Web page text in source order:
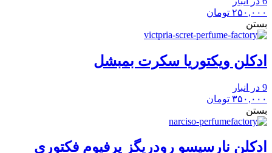
۲۵۰,۰۰۰ تومان
بستن
ادکلن ویکتوریا سکرت بمبشل
9 در انبار
۳۵۰,۰۰۰ تومان
بستن
ادکلن نارسیسو رودریگز پرفیوم فکتوری